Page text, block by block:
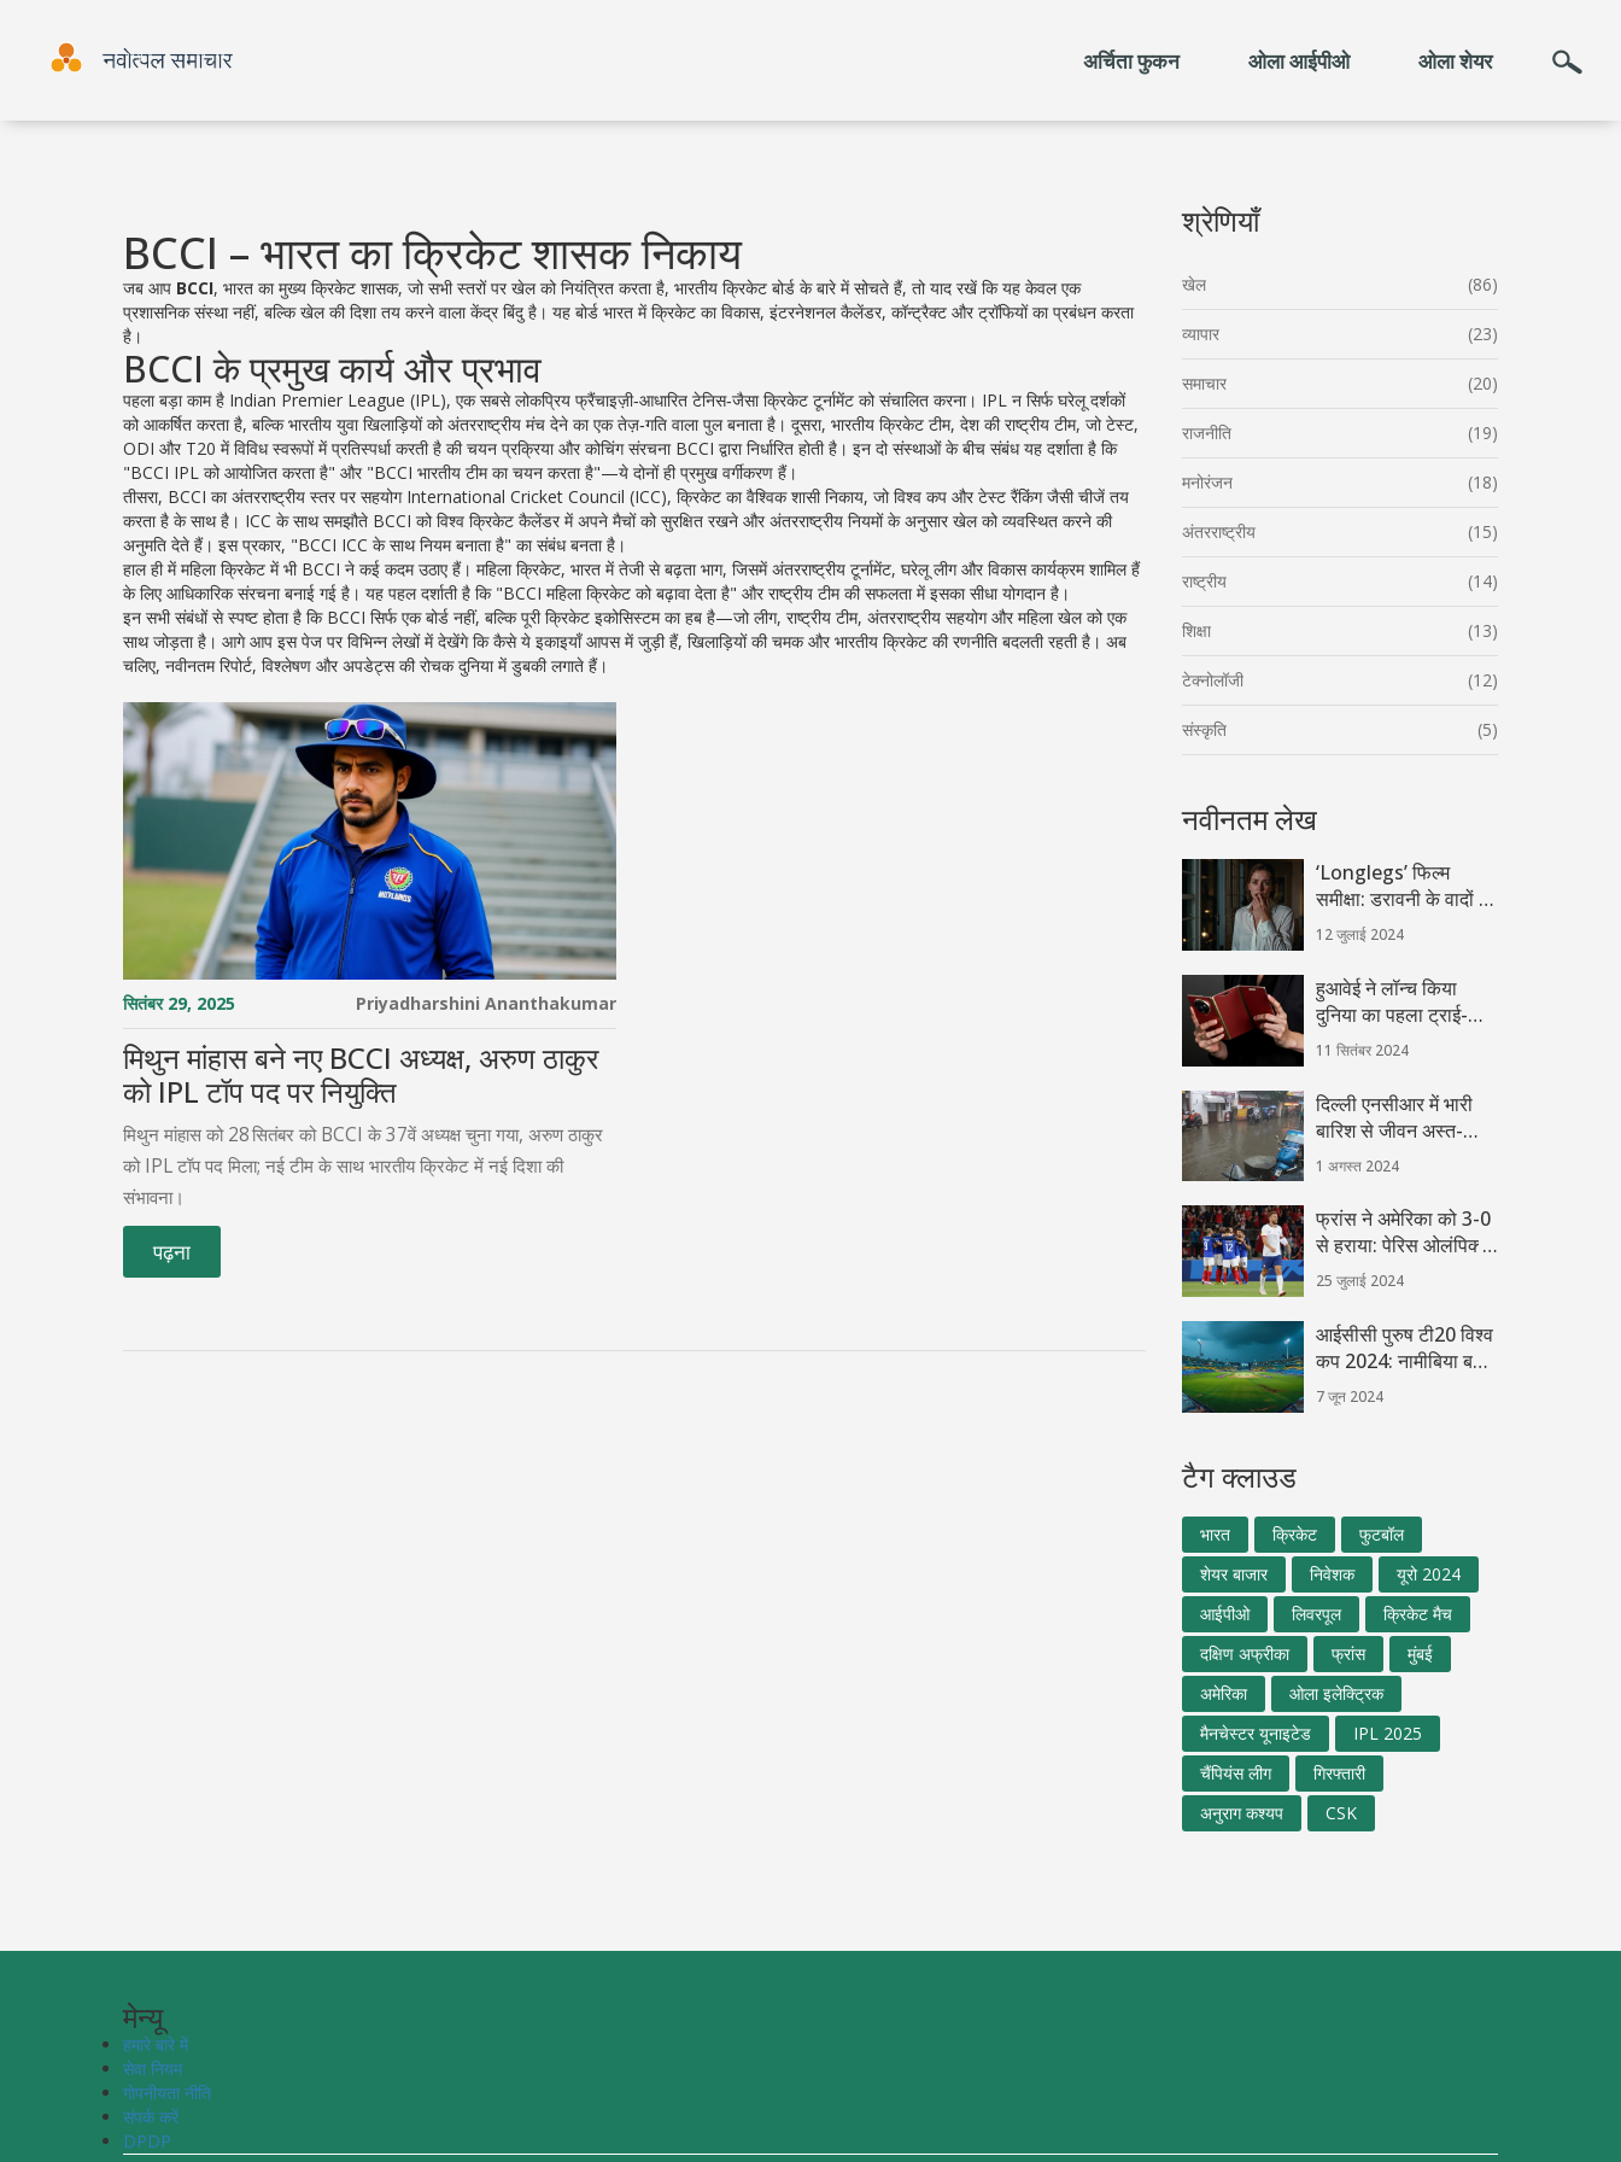
अर्चिता फुकन ओला आईपीओ ओला शेयर
BCCI – भारत का क्रिकेट शासक निकाय
जब आप BCCI, भारत का मुख्य क्रिकेट शासक, जो सभी स्तरों पर खेल को नियंत्रित करता है, भारतीय क्रिकेट बोर्ड के बारे में सोचते हैं, तो याद रखें कि यह केवल एक
प्रशासनिक संस्था नहीं, बल्कि खेल की दिशा तय करने वाला केंद्र बिंदु है। यह बोर्ड भारत में क्रिकेट का विकास, इंटरनेशनल कैलेंडर, कॉन्ट्रैक्ट और ट्रॉफियों का प्रबंधन करता
है।
BCCI के प्रमुख कार्य और प्रभाव
पहला बड़ा काम है Indian Premier League (IPL), एक सबसे लोकप्रिय फ्रैंचाइज़ी‑आधारित टेनिस‑जैसा क्रिकेट टूर्नामेंट को संचालित करना। IPL न सिर्फ घरेलू दर्शकों
को आकर्षित करता है, बल्कि भारतीय युवा खिलाड़ियों को अंतरराष्ट्रीय मंच देने का एक तेज़‑गति वाला पुल बनाता है। दूसरा, भारतीय क्रिकेट टीम, देश की राष्ट्रीय टीम, जो टेस्ट,
ODI और T20 में विविध स्वरूपों में प्रतिस्पर्धा करती है की चयन प्रक्रिया और कोचिंग संरचना BCCI द्वारा निर्धारित होती है। इन दो संस्थाओं के बीच संबंध यह दर्शाता है कि
"BCCI IPL को आयोजित करता है" और "BCCI भारतीय टीम का चयन करता है"—ये दोनों ही प्रमुख वर्गीकरण हैं।
तीसरा, BCCI का अंतरराष्ट्रीय स्तर पर सहयोग International Cricket Council (ICC), क्रिकेट का वैश्विक शासी निकाय, जो विश्व कप और टेस्ट रैंकिंग जैसी चीजें तय
करता है के साथ है। ICC के साथ समझौते BCCI को विश्व क्रिकेट कैलेंडर में अपने मैचों को सुरक्षित रखने और अंतरराष्ट्रीय नियमों के अनुसार खेल को व्यवस्थित करने की
अनुमति देते हैं। इस प्रकार, "BCCI ICC के साथ नियम बनाता है" का संबंध बनता है।
हाल ही में महिला क्रिकेट में भी BCCI ने कई कदम उठाए हैं। महिला क्रिकेट, भारत में तेजी से बढ़ता भाग, जिसमें अंतरराष्ट्रीय टूर्नामेंट, घरेलू लीग और विकास कार्यक्रम शामिल हैं
के लिए आधिकारिक संरचना बनाई गई है। यह पहल दर्शाती है कि "BCCI महिला क्रिकेट को बढ़ावा देता है" और राष्ट्रीय टीम की सफलता में इसका सीधा योगदान है।
इन सभी संबंधों से स्पष्ट होता है कि BCCI सिर्फ एक बोर्ड नहीं, बल्कि पूरी क्रिकेट इकोसिस्टम का हब है—जो लीग, राष्ट्रीय टीम, अंतरराष्ट्रीय सहयोग और महिला खेल को एक
साथ जोड़ता है। आगे आप इस पेज पर विभिन्न लेखों में देखेंगे कि कैसे ये इकाइयाँ आपस में जुड़ी हैं, खिलाड़ियों की चमक और भारतीय क्रिकेट की रणनीति बदलती रहती है। अब
चलिए, नवीनतम रिपोर्ट, विश्लेषण और अपडेट्स की रोचक दुनिया में डुबकी लगाते हैं।
सितंबर 29, 2025 Priyadharshini Ananthakumar
मिथुन मांहास बने नए BCCI अध्यक्ष, अरुण ठाकुर
को IPL टॉप पद पर नियुक्ति
मिथुन मांहास को 28 सितंबर को BCCI के 37वें अध्यक्ष चुना गया, अरुण ठाकुर
को IPL टॉप पद मिला; नई टीम के साथ भारतीय क्रिकेट में नई दिशा की
संभावना।
पढ़ना
श्रेणियाँ
खेल (86)
व्यापार (23)
समाचार (20)
राजनीति (19)
मनोरंजन (18)
अंतरराष्ट्रीय (15)
राष्ट्रीय (14)
शिक्षा (13)
टेक्नोलॉजी (12)
संस्कृति (5)
नवीनतम लेख
‘Longlegs’ फिल्म
समीक्षा: डरावनी के वादों पर
खरी नहीं उतरी, लेकिन
फिर भी दिलचस्प अनुभव
12 जुलाई 2024
हुआवेई ने लॉन्च किया
दुनिया का पहला ट्राई-
फोल्डिंग स्मार्टफोन Mate
11 सितंबर 2024
दिल्ली एनसीआर में भारी
बारिश से जीवन अस्त-
व्यस्त, मौसम विभाग ने जारी
1 अगस्त 2024
फ्रांस ने अमेरिका को 3-0
से हराया: पेरिस ओलंपिक्स
2024 पुरुष फुटबॉल
25 जुलाई 2024
आईसीसी पुरुष टी20 विश्व
कप 2024: नामीबिया बनाम
स्कॉटलैंड लाइव स्कोर
अपडेट्स
7 जून 2024
टैग क्लाउड
भारत क्रिकेट
फुटबॉल
शेयर बाजार
निवेशक
यूरो 2024
आईपीओ
लिवरपूल
क्रिकेट मैच
दक्षिण अफ्रीका
फ्रांस
मुंबई
अमेरिका
ओला इलेक्ट्रिक
मैनचेस्टर यूनाइटेड
IPL 2025
चैंपियंस लीग
गिरफ्तारी
अनुराग कश्यप
CSK
मेन्यू
हमारे बारे में
सेवा नियम
गोपनीयता नीति
संपर्क करें
DPDP